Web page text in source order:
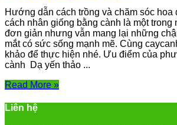
Hướng dẫn cách trồng và chăm sóc hoa
cách nhân giống bằng cành là một trong
đơn giản nhưng vẫn mang lại những
mắt có sức sống mạnh mẽ. Cùng
khảo để thực hiện nhé. Ưu điểm của
cành Dạ yến thảo ...
Read More »
Liên hệ